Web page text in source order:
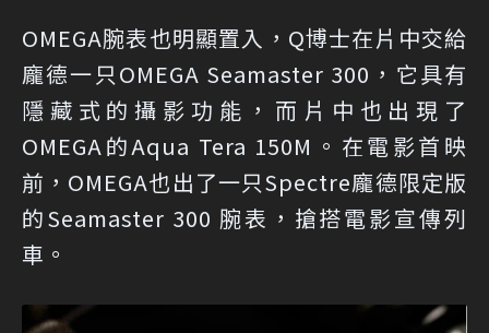
OMEGA腕表也明顯置入，Q博士在片中交給
龐德一只OMEGA Seamaster 300，它具有
隱藏式的攝影功能，而片中也出現了
OMEGA的Aqua Tera 150M。在電影首映
前，OMEGA也出了一只Spectre龐德限定版
的Seamaster 300 腕表，搶搭電影宣傳列
車。